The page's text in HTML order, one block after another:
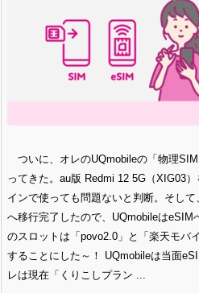
ついに、オレのUQmobileの「物理
ってきた。au版 Redmi 12 5G（XIG03
インで使っても問題ないと判断。そして
へ移行完了したので、UQmobileはeSIM
のスロットは「povo2.0」と「楽天モバ
することにした～！ UQmobileは当面
レは現在「くりこしプラン ...